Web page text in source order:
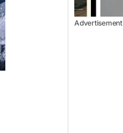
Advertisement